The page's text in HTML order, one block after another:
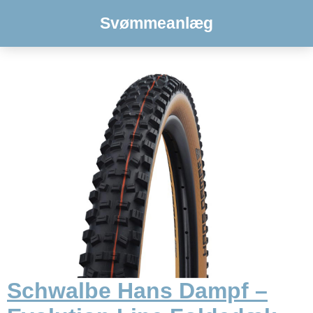
Svømmeanlæg
Schwalbe Hans Dampf –